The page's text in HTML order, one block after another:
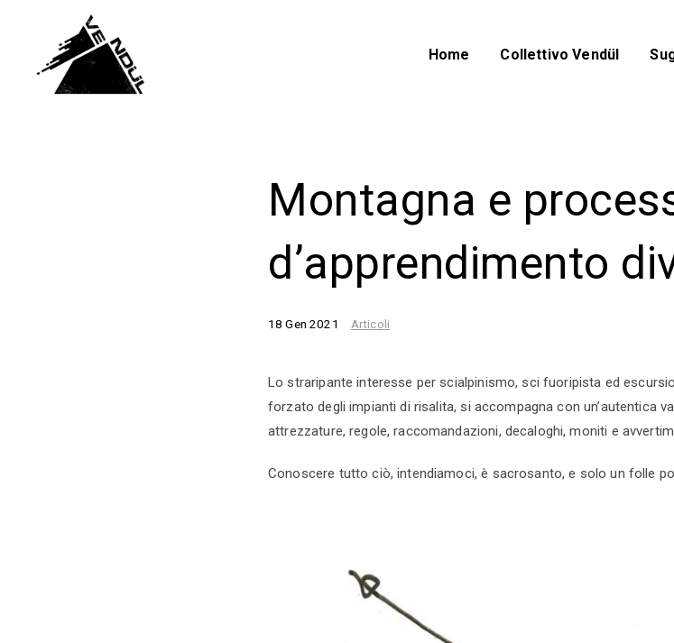
Home Collettivo VendüI
Montagna e
d’apprendimento
18 Gen 2021 Articoli
Lo straripante interesse per scialpinismo, sci fuoripista ed
forzato degli impianti di risalita, si accompagna con un’autentica
attrezzature, regole, raccomandazioni, decaloghi, moniti e
Conoscere tutto ciò, intendiamoci, è sacrosanto, e solo un folle